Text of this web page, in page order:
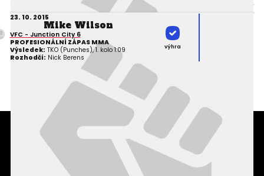
23. 10. 2015
Mike Wilson
VFC - Junction City 6
PROFESIONÁLNÍ ZÁPAS MMA
Výsledek: TKO (Punches), 1. kolo 1:09
Rozhodčí: Nick Berens
výhra
Podmínky užití webového rozhraní
Souhlas s používáním osobních údajů
Statistiky